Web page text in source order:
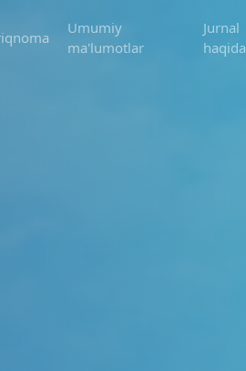
Umumiy
ma'lumotlar
Jurnal
haqida